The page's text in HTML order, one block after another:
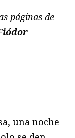
páginas de
una noche